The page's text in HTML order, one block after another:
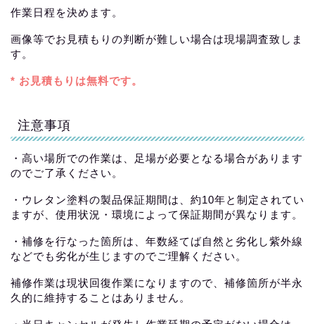
作業日程を決めます。
画像等でお見積もりの判断が難しい場合は現場調査致しま
す。
* お見積もりは無料です。
注意事項
・高い場所での作業は、足場が必要となる場合があります
のでご了承ください。
・ウレタン塗料の製品保証期間は、約10年と制定されてい
ますが、使用状況・環境によって保証期間が異なります。
・補修を行なった箇所は、年数経てば自然と劣化し紫外線
などでも劣化が生じますのでご理解ください。
補修作業は現状回復作業になりますので、補修箇所が半永
久的に維持することはありません。